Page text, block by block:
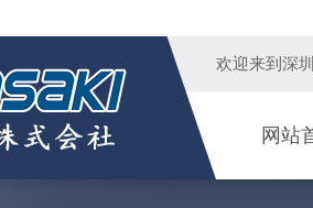
欢迎来到 深
网站